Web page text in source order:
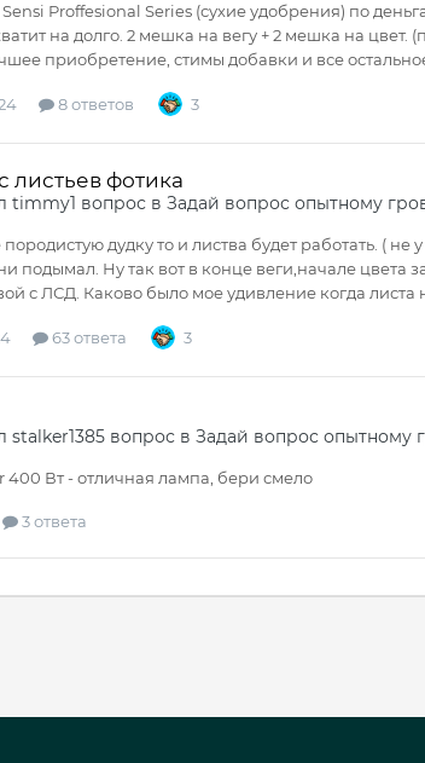
Proffesional Series (сухие удобрения) по
на долго. 2 мешка на вегу + 2 мешка на цвет.
приобретение, стимы добавки и все
8 ответов 3
листьев фотика
timmy1 вопрос в Задай вопрос опытному
дудку то и листва будет работать. (
подымал. Ну так вот в конце веги,начале
с ЛСД. Каково было мое удивление когда
63 ответа 3
stalker1385вопрос в Задай вопрос опытному
400 Вт - отличная лампа, бери смело
3 ответа